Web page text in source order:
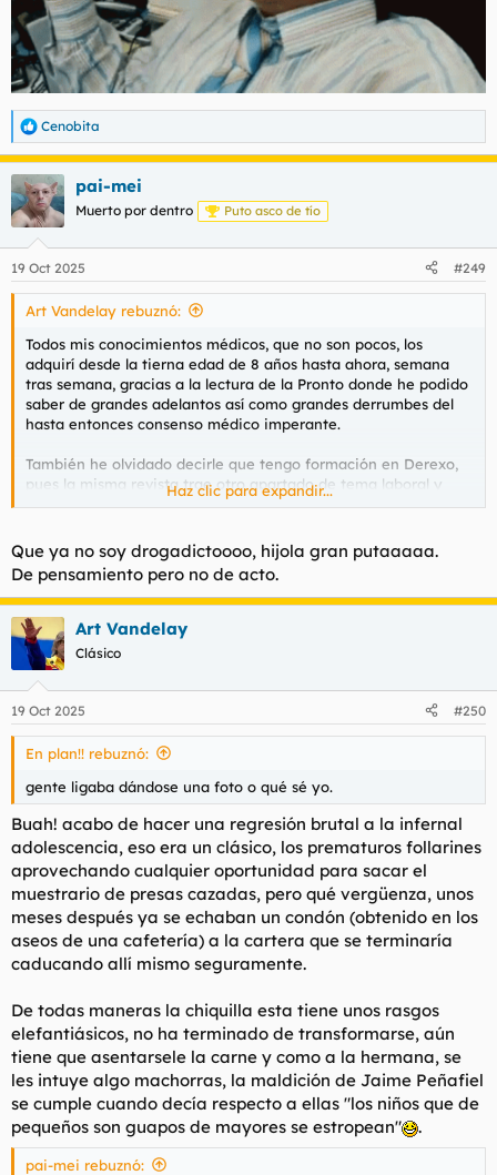
R
e
c
c
i
e
s
Cenobita
pai-mei
Muerto por dentro Puto asco de tío
19 Oct 2025 #249
Art Vandelay rebuznó:
Todos mis conocimientos médicos, que no son pocos, los
adquirí desde la tierna edad de 8 años hasta ahora, semana
tras semana, gracias a la lectura de la Pronto donde he podido
saber de grandes adelantos así como grandes derrumbes del
hasta entonces consenso médico imperante.
También he olvidado decirle que tengo formación en Derexo,
pues la misma revista trae otro apartado de tema laboral y
otro de derecho general, en el que también soy experto, desde
propiedad horizontal, el propio
@Pai Mei
se formó con ella y
dice que es una sección muy rigurosa y completa, y hoy es un
multimillonario y drogadicto abogado.
Dígame que por lo menos le dará una oportunidad o una
revisión como sacegordote.
Es importante para la comunidad.
Haz clic para expandir...
Que ya no soy drogadictoooo, hijola gran putaaaaa.
De pensamiento pero no de acto.
Art Vandelay
Clásico
19 Oct 2025 #250
En plan!! rebuznó:
gente ligaba dándose una foto o qué sé yo.
Buah! acabo de hacer una regresión brutal a la infernal
adolescencia, eso era un clásico, los prematuros follarines
aprovechando cualquier oportunidad para sacar el
muestrario de presas cazadas, pero qué vergüenza, unos
meses después ya se echaban un condón (obtenido en los
aseos de una cafetería) a la cartera que se terminaría
caducando allí mismo seguramente.
De todas maneras la chiquilla esta tiene unos rasgos
elefantiásicos, no ha terminado de transformarse, aún
tiene que asentarsele la carne y como a la hermana, se
les intuye algo machorras, la maldición de Jaime Peñafiel
se cumple cuando decía respecto a ellas "los niños que de
pequeños son guapos de mayores se estropean"
.
pai-mei rebuznó: